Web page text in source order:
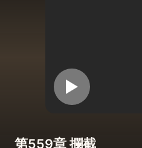
第559章 攔截